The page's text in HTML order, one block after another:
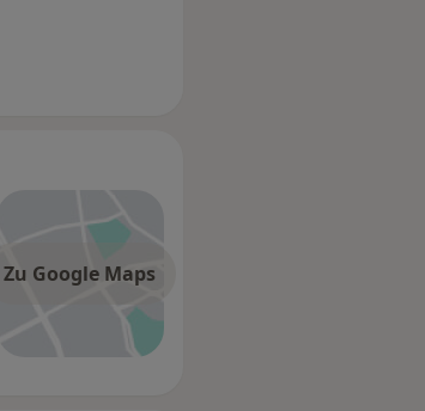
Zu Google Maps